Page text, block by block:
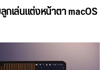
กเล่นแต่งหน้าตา macOS